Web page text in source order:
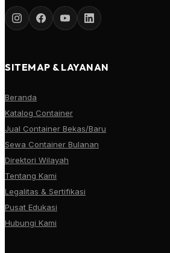
SITEMAP & LAYANAN
Beranda
Katalog Container
Jual Container Bekas/Baru
Sewa Container Bulanan
Direktori Wilayah
Tentang Kami
Legalitas & Sertifikasi
Pusat Edukasi
Hubungi Kami